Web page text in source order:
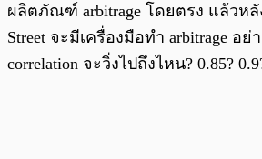
ผลิตภัณฑ์ arbitrage โดยตรง แล้วหลั
Street จะมีเครื่องมือทำ arbitrage อย่
correlation จะวิ่งไปถึงไหน? 0.85?